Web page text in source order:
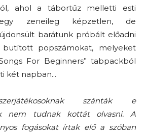
ahol a tábortűz melletti esti
zeneileg
képzetlen,
de
újdonsült barátunk próbált előadni
butított popszámokat,
melyeket
For Beginners” tabpackból
két napban...
szánták e
nem tudnak kottát olvasni. A
fogásokat írtak elő a szóban